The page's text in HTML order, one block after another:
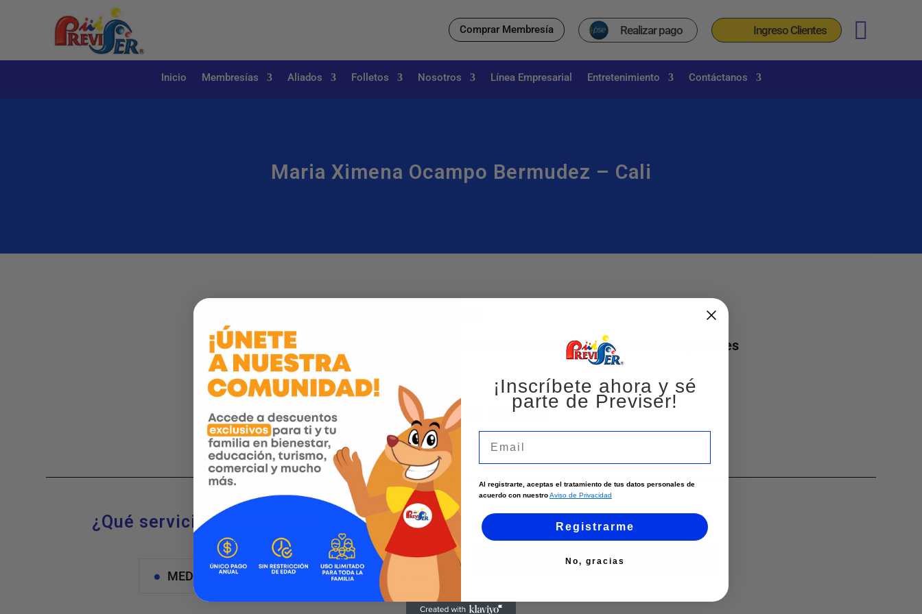
Comprar Membresía Realizar pago Ingreso Clientes
Inicio Membresías Aliados Folletos Nosotros Línea Empresarial Entretenimiento Contáctanos
Maria Ximena Ocampo Bermudez – Cali
Dirección: av 2cn 24n 120 piso 6 consultorio 601 centro medico hipocrates
Ciudad:Cali
Tu eliges cómo agendar tu servicio
¿Qué servicios ofrecemos?
MEDICINA ESTETICA
¡Inscríbete ahora y sé
parte de Previser!
Al registrarte, aceptas el tratamiento de tus datos personales de
acuerdo con nuestroAviso de Privacidad
Registrarme
No, gracias